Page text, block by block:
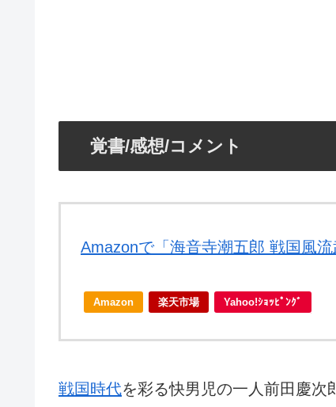
覚書/感想/コメント
Amazonで「海音寺潮五郎 戦国風
Amazon 楽天市場 Yahoo!ｼｮｯﾋﾟﾝｸﾞ
戦国時代を彩る快男児の一人前田慶次